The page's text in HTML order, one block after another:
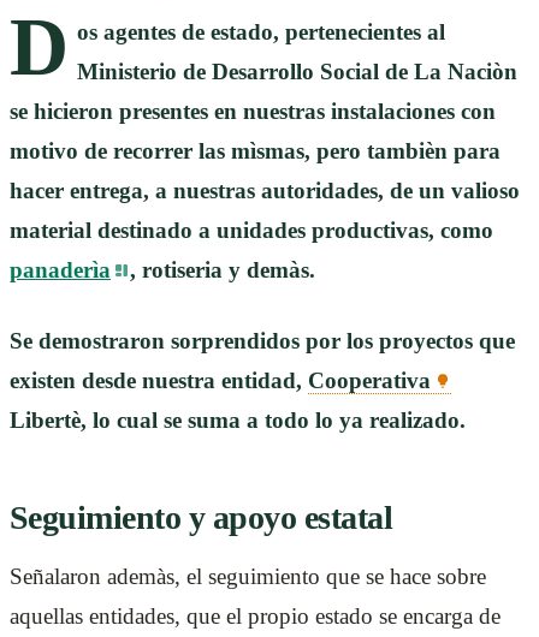
D os agentes de estado, pertenecientes al
Ministerio de Desarrollo Social de La Naciòn
se hicieron presentes en nuestras instalaciones con
motivo de recorrer las mìsmas, pero tambièn para
hacer entrega, a nuestras autoridades, de un valioso
material destinado a unidades productivas, como
panaderìa
, rotiseria y demàs.
Se demostraron sorprendidos por los proyectos que
existen desde nuestra entidad, Cooperativa
Libertè, lo cual se suma a todo lo ya realizado.
Seguimiento y apoyo estatal
Señalaron ademàs, el seguimiento que se hace sobre
aquellas entidades, que el propio estado se encarga de